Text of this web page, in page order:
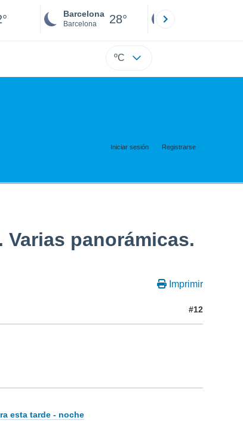
Barcelona
Barcelona 28°
ºC
Iniciar sesión Registrarse
panorámicas.
Imprimir
#12
esta tarde - noche